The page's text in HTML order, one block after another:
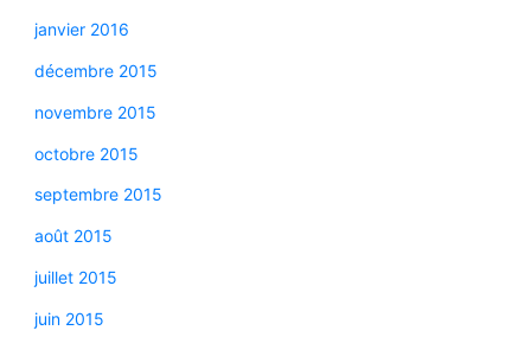
janvier 2016
décembre 2015
novembre 2015
octobre 2015
septembre 2015
août 2015
juillet 2015
juin 2015